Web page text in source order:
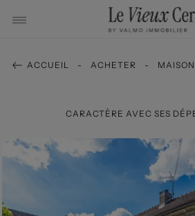
ACCUEIL ACHETER
CARACTÈRE AVEC SES